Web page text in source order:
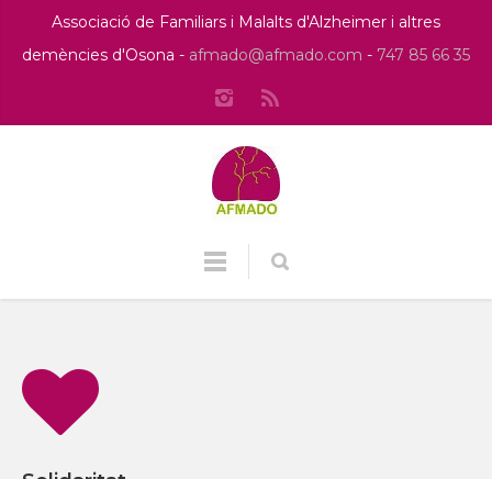
Associació de Familiars i Malalts d'Alzheimer i altres
demències d'Osona - afmado@afmado.com - 747 85 66 35